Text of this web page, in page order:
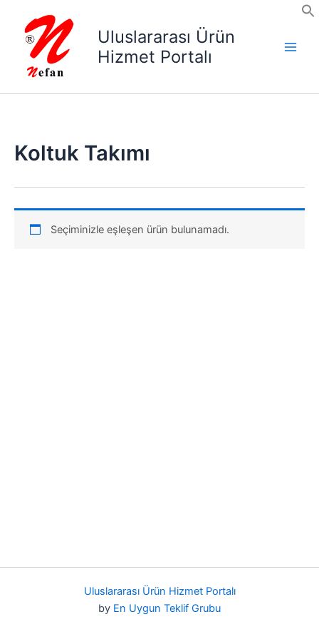
Uluslararası Ürün
Hizmet Portalı
Koltuk Takımı
Seçiminizle eşleşen ürün bulunamadı.
Uluslararası Ürün Hizmet Portalı
by En Uygun Teklif Grubu